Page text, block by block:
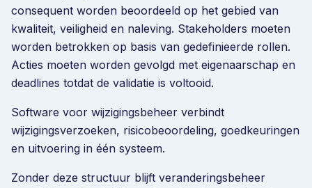
consequent worden beoordeeld op het gebied van
kwaliteit, veiligheid en naleving. Stakeholders moeten
worden betrokken op basis van gedefinieerde rollen.
Acties moeten worden gevolgd met eigenaarschap en
deadlines totdat de validatie is voltooid.
Software voor wijzigingsbeheer verbindt
wijzigingsverzoeken, risicobeoordeling, goedkeuringen
en uitvoering in één systeem.
Zonder deze structuur blijft veranderingsbeheer